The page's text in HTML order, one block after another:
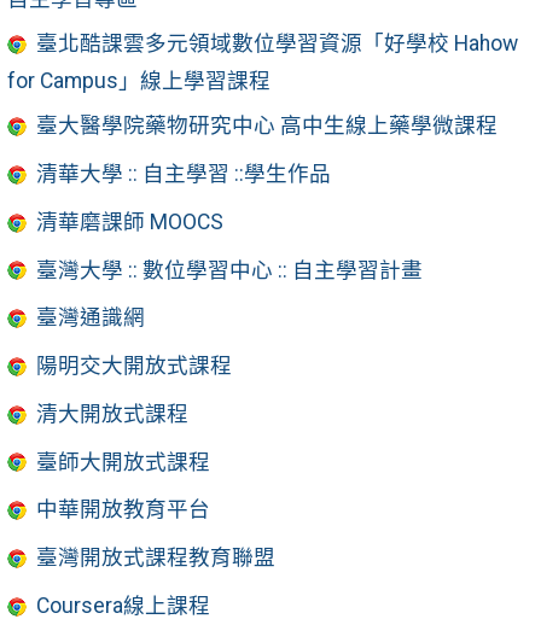
臺北酷課雲多元領域數位學習資源「好學校 Hahow
for Campus」線上學習課程
臺大醫學院藥物研究中心 高中生線上藥學微課程
清華大學 :: 自主學習 ::學生作品
清華磨課師 MOOCS
臺灣大學 :: 數位學習中心 :: 自主學習計畫
臺灣通識網
陽明交大開放式課程
清大開放式課程
臺師大開放式課程
中華開放教育平台
臺灣開放式課程教育聯盟
Coursera線上課程